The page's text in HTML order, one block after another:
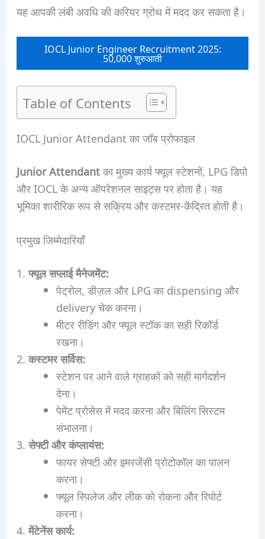
यह आपकी लंबी अवधि की करियर ग्रोथ में मदद कर सकता है।
IOCL Junior Engineer Recruitment 2025:
50,000 शुरुआती
Table of Contents
IOCL Junior Attendant का जॉब प्रोफाइल
Junior Attendantका मुख्य कार्य फ्यूल स्टेशनों, LPG डिपो
और IOCL के अन्य ऑपरेशनल साइट्स पर होता है। यह
भूमिका शारीरिक रूप से सक्रिय और कस्टमर-केंद्रित होती है।
प्रमुख जिम्मेदारियाँ
फ्यूल सप्लाई मैनेजमेंट:
पेट्रोल, डीज़ल और LPG का dispensing और
delivery चेक करना।
मीटर रीडिंग और फ्यूल स्टॉक का सही रिकॉर्ड
रखना।
कस्टमर सर्विस:
स्टेशन पर आने वाले ग्राहकों को सही मार्गदर्शन
देना।
पेमेंट प्रोसेस में मदद करना और बिलिंग सिस्टम
संभालना।
सेफ्टी और कंप्लायंस:
फायर सेफ्टी और इमरजेंसी प्रोटोकॉल का पालन
करना।
फ्यूल स्पिलेज और लीक को रोकना और रिपोर्ट
करना।
मेंटेनेंस कार्य: